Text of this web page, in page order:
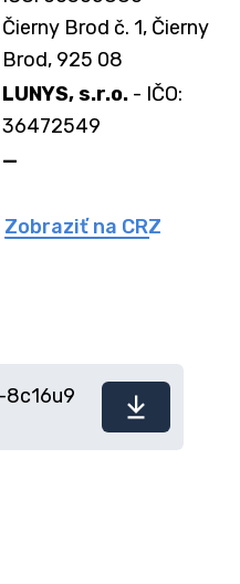
Čierny Brod č. 1, Čierny
Brod, 925 08
LUNYS, s.r.o. - IČO:
36472549
—
Zobraziť na CRZ
8c16u9